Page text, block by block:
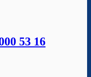
53 16